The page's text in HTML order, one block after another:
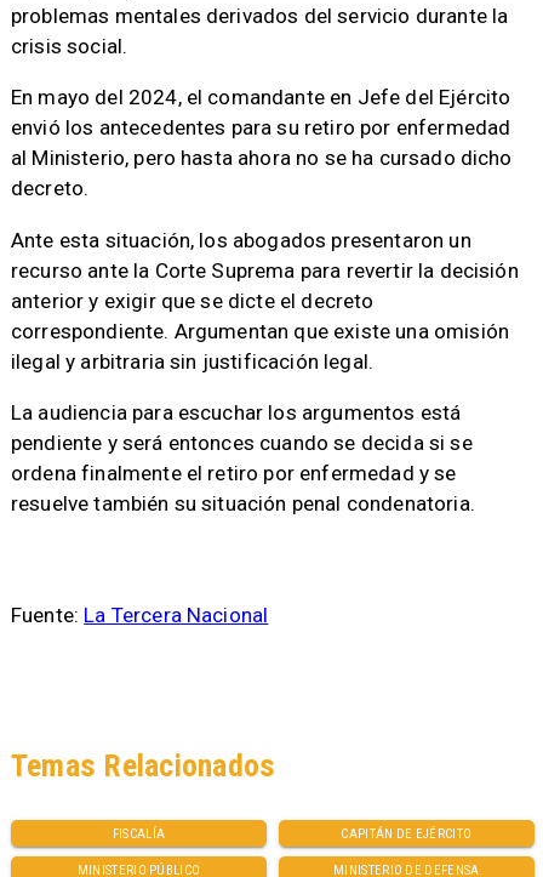
problemas mentales derivados del servicio durante la
crisis social.
En mayo del 2024, el comandante en Jefe del Ejército
envió los antecedentes para su retiro por enfermedad
al Ministerio, pero hasta ahora no se ha cursado dicho
decreto.
Ante esta situación, los abogados presentaron un
recurso ante la Corte Suprema para revertir la decisión
anterior y exigir que se dicte el decreto
correspondiente. Argumentan que existe una omisión
ilegal y arbitraria sin justificación legal.
La audiencia para escuchar los argumentos está
pendiente y será entonces cuando se decida si se
ordena finalmente el retiro por enfermedad y se
resuelve también su situación penal condenatoria.
Fuente: La Tercera Nacional
FISCALÍA CAPITÁN DE EJÉRCITO
MINISTERIO PÚBLICO MINISTERIO DE DEFENSA
Temas Relacionados